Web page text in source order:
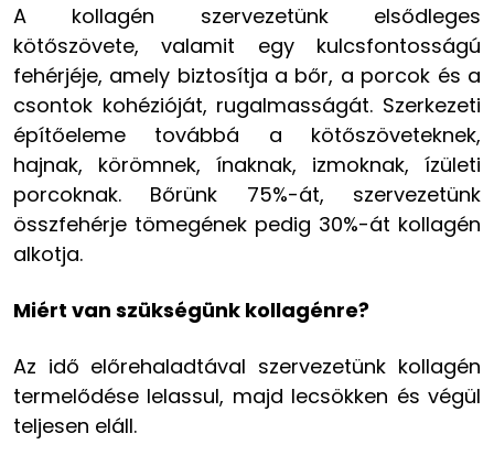
A kollagén szervezetünk elsődleges
kötőszövete, valamit egy kulcsfontosságú
fehérjéje, amely biztosítja a bőr, a porcok és a
csontok kohézióját, rugalmasságát. Szerkezeti
építőeleme továbbá a kötőszöveteknek,
hajnak, körömnek, ínaknak, izmoknak, ízületi
porcoknak. Bőrünk 75%-át, szervezetünk
összfehérje tömegének pedig 30%-át kollagén
alkotja.
Miért van szükségünk kollagénre?
Az idő előrehaladtával szervezetünk kollagén
termelődése lelassul, majd lecsökken és végül
teljesen eláll.